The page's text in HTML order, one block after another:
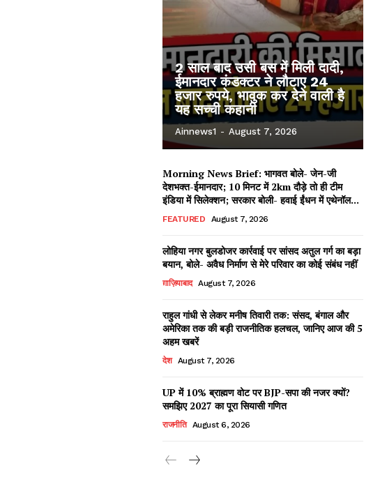
2 साल बाद उसी बस में मिली दादी,
ईमानदार कंडक्टर ने लौटाए 24
हजार रुपये, भावुक कर देने वाली है
यह सच्ची कहानी
Ainnews1 - August 7, 2026
Morning News Brief: भागवत बोले- जेन-जी
देशभक्त-ईमानदार; 10 मिनट में 2km दौड़े तो ही टीम
इंडिया में सिलेक्शन; सरकार बोली- हवाई ईंधन में एथेनॉल...
FEATURED August 7, 2026
लोहिया नगर बुलडोजर कार्रवाई पर सांसद अतुल गर्ग का बड़ा
बयान, बोले- अवैध निर्माण से मेरे परिवार का कोई संबंध नहीं
ग़ाज़ियाबाद August 7, 2026
राहुल गांधी से लेकर मनीष तिवारी तक: संसद, बंगाल और
अमेरिका तक की बड़ी राजनीतिक हलचल, जानिए आज की 5
अहम खबरें
देश August 7, 2026
UP में 10% ब्राह्मण वोट पर BJP-सपा की नजर क्यों?
समझिए 2027 का पूरा सियासी गणित
राजनीति August 6, 2026